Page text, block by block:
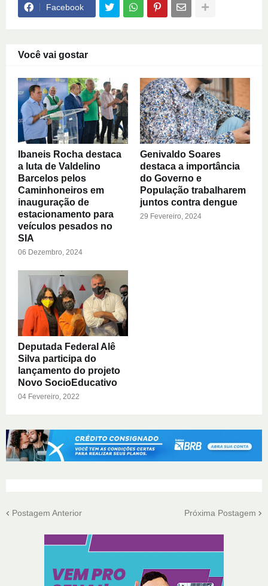
Facebook
Você vai gostar
Ibaneis Rocha destaca
a luta de Valdelino
Barcelos pelos
Caminhoneiros em
inauguração de
estacionamento para
veículos pesados no
SIA
06 Dezembro, 2024
Genivaldo Soares
destaca a importância
do Governo e
População trabalharem
juntos contra dengue
29 Fevereiro, 2024
Deputada Federal Alê
Silva participa do
lançamento do projeto
Novo SocioEducativo
04 Fevereiro, 2022
Postagem Anterior Próxima Postagem